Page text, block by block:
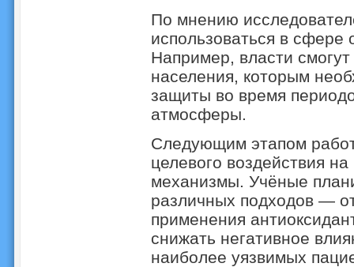
По мнению
использоваться в сфере
Например, власти
населения, которым
защиты во время
атмосферы.
Следующим этапом
целевого воздействия
механизмы. Учёные
различных подходов —
применения
снижать негативное
наиболее уязвимых